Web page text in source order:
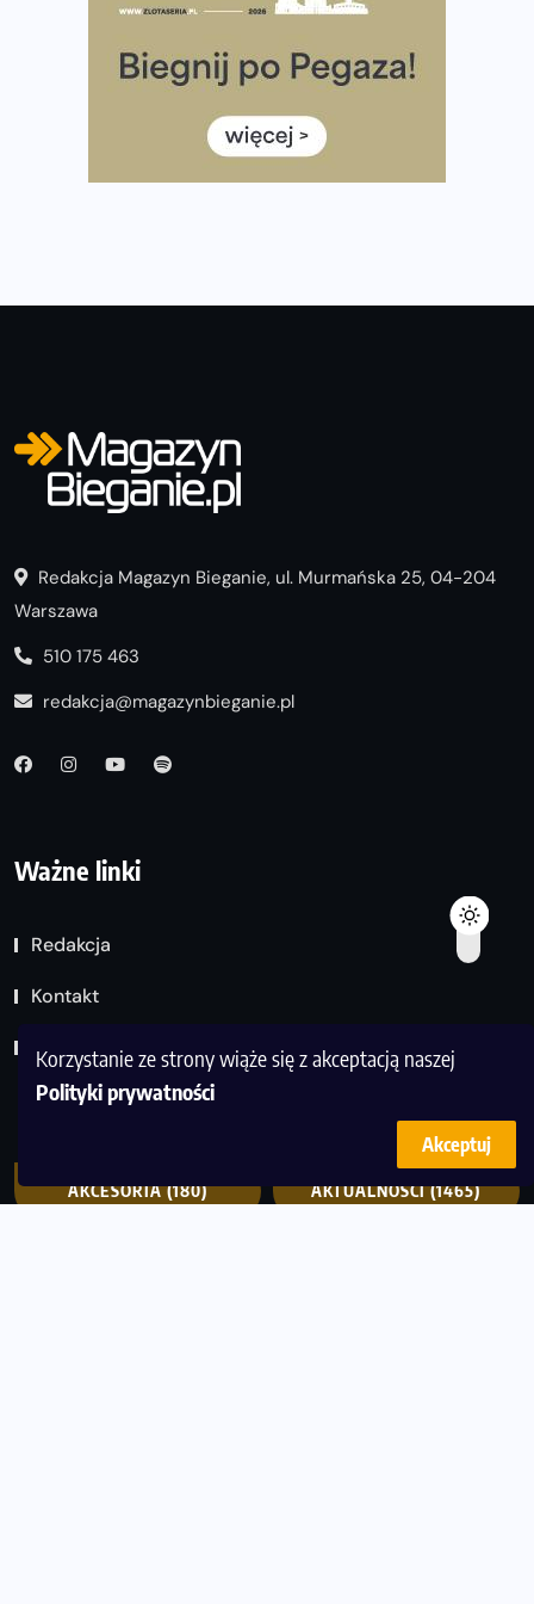
Korzystanie ze strony wiąże się z akceptacją naszej
Polityki prywatności
Akceptuj
Co ma dużo białka? Produkty, które warto włączyć do
Rozbiegany Olsztyn szykuje się na weekend z
Już w tę sobotę 35. Bieg Powstania Warszawskiego.
Wystartuje rekordowa liczba uczestników
Redakcja Magazyn Bieganie, ul. Murmańska 25, 04-204
Warszawa
510 175 463
redakcja@magazynbieganie.pl
Ważne linki
Redakcja
Kontakt
Polityka prywatności
AKCESORIA (180) AKTUALNOŚCI (1465)